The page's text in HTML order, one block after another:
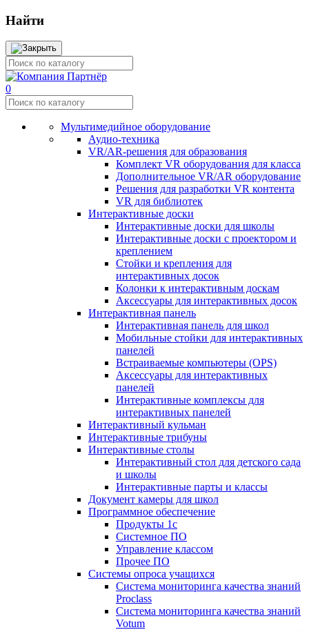
Найти
0
Мультимедийное оборудование
Аудио-техника
VR/AR-решения для образования
Комплект VR оборудования для класса
Дополнительное VR/AR оборудование
Решения для разработки VR контента
VR для библиотек
Интерактивные доски
Интерактивные доски для школы
Интерактивные доски с проектором и
креплением
Стойки и крепления для
интерактивных досок
Колонки к интерактивным доскам
Аксессуары для интерактивных досок
Интерактивная панель
Интерактивная панель для школ
Мобильные стойки для интерактивных
панелей
Встраиваемые компьютеры (OPS)
Аксессуары для интерактивных
панелей
Интерактивные комплексы для
интерактивных панелей
Интерактивный кульман
Интерактивные трибуны
Интерактивные столы
Интерактивный стол для детского сада
и школы
Интерактивные парты и классы
Документ камеры для школ
Программное обеспечение
Продукты 1с
Системное ПО
Управление классом
Прочее ПО
Системы опроса учащихся
Система мониторинга качества знаний
Proclass
Система мониторинга качества знаний
Votum